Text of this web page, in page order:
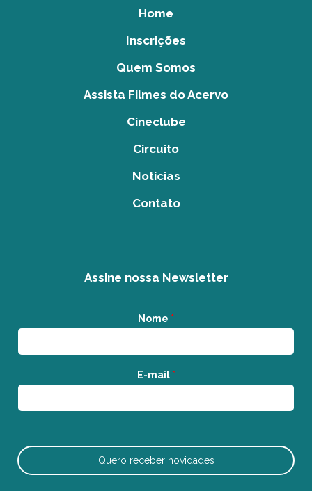
Home
Inscrições
Quem Somos
Assista Filmes do Acervo
Cineclube
Circuito
Notícias
Contato
Assine nossa Newsletter
Nome *
E-mail *
Quero receber novidades